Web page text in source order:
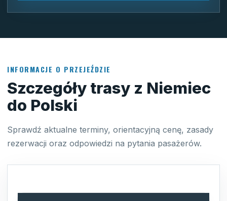
INFORMACJE O PRZEJEŹDZIE
Szczegóły trasy z Niemiec
do Polski
Sprawdź aktualne terminy, orientacyjną cenę, zasady
rezerwacji oraz odpowiedzi na pytania pasażerów.